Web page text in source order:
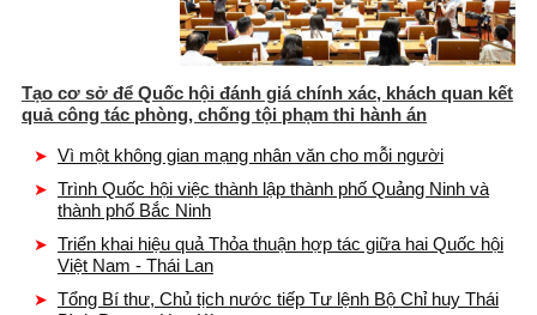
Tạo cơ sở để Quốc hội đánh giá chính xác, khách quan kết
quả công tác phòng, chống tội phạm thi hành án
Vì một không gian mạng nhân văn cho mỗi người
Trình Quốc hội việc thành lập thành phố Quảng Ninh và
thành phố Bắc Ninh
Triển khai hiệu quả Thỏa thuận hợp tác giữa hai Quốc hội
Việt Nam - Thái Lan
Tổng Bí thư, Chủ tịch nước tiếp Tư lệnh Bộ Chỉ huy Thái